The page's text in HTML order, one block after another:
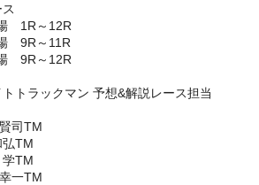
1R～12R
9R～11R
9R～12R
トラックマン 予想&解説レース担当
司TM
TM
TM
一TM